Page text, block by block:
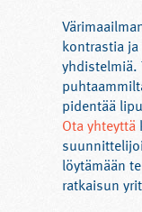
kontrastia
yhdistelmiä.
pidentää
Ota yhteyttä
löytämään
ratkaisun